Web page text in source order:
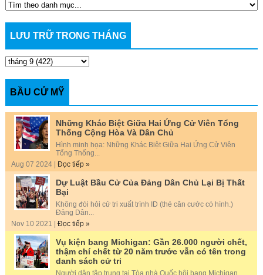
LƯU TRỮ TRONG THÁNG
BẦU CỬ MỸ
Những Khác Biệt Giữa Hai Ứng Cử Viên Tổng
Thống Cộng Hòa Và Dân Chủ
Hình minh họa: Những Khác Biệt Giữa Hai Ứng Cử Viên
Tổng Thống...
Aug 07 2024 | Đọc tiếp »
Dự Luật Bầu Cử Của Đảng Dân Chủ Lại Bị Thất
Bại
Không đòi hỏi cử tri xuất trình ID (thẻ căn cước có hình.)
Đảng Dân...
Nov 10 2021 | Đọc tiếp »
Vụ kiện bang Michigan: Gần 26.000 người chết,
thậm chí chết từ 20 năm trước vẫn có tên trong
danh sách cử tri
Người dân tập trung tại Tòa nhà Quốc hội bang Michigan